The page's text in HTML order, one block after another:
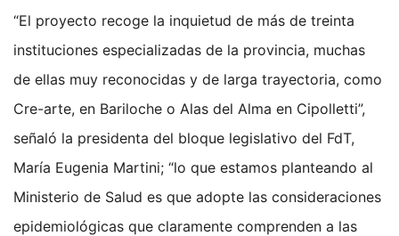
“El proyecto recoge la inquietud de más de treinta
instituciones especializadas de la provincia, muchas
de ellas muy reconocidas y de larga trayectoria, como
Cre-arte, en Bariloche o Alas del Alma en Cipolletti”,
señaló la presidenta del bloque legislativo del FdT,
María Eugenia Martini; “lo que estamos planteando al
Ministerio de Salud es que adopte las consideraciones
epidemiológicas que claramente comprenden a las